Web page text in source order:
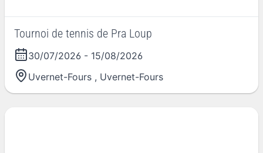
Tournoi de tennis de Pra Loup
30/07/2026 - 15/08/2026
Uvernet-Fours , Uvernet-Fours